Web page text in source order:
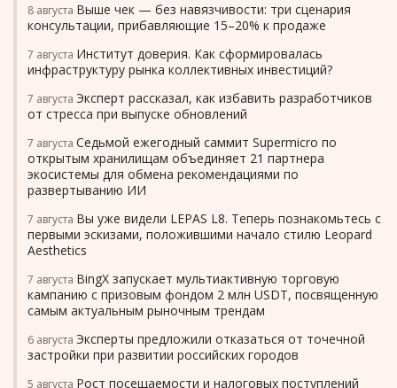
8 августа Выше чек — без навязчивости: три сценария
консультации, прибавляющие 15–20% к продаже
7 августа Институт доверия. Как сформировалась
инфраструктуру рынка коллективных инвестиций?
7 августа Эксперт рассказал, как избавить разработчиков
от стресса при выпуске обновлений
7 августа Седьмой ежегодный саммит Supermicro по
открытым хранилищам объединяет 21 партнера
экосистемы для обмена рекомендациями по
развертыванию ИИ
7 августа Вы уже видели LEPAS L8. Теперь познакомьтесь с
первыми эскизами, положившими начало стилю Leopard
Aesthetics
7 августа BingX запускает мультиактивную торговую
кампанию с призовым фондом 2 млн USDT, посвященную
самым актуальным рыночным трендам
6 августа Эксперты предложили отказаться от точечной
застройки при развитии российских городов
5 августа Рост посещаемости и налоговых поступлений